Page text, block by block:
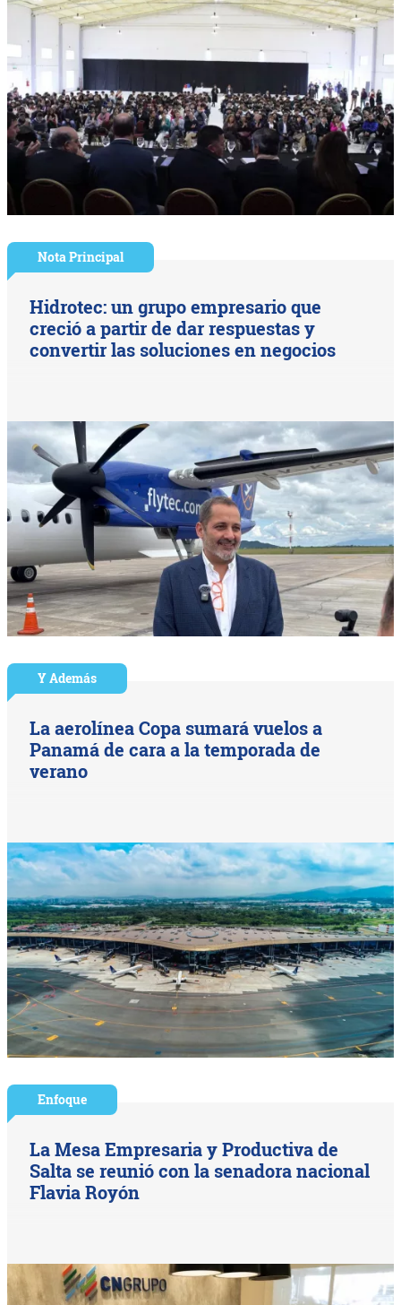
Nota Principal
Hidrotec: un grupo empresario que
creció a partir de dar respuestas y
convertir las soluciones en negocios
Y Además
La aerolínea Copa sumará vuelos a
Panamá de cara a la temporada de
verano
Enfoque
La Mesa Empresaria y Productiva de
Salta se reunió con la senadora nacional
Flavia Royón